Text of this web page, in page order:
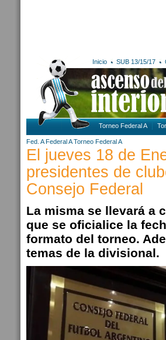
Inicio SUB 13/15/17
Torneo Federal A
Fed. A Federal A Torneo Federal A
El jueves 18 de
presidentes de
Consejo Federal
La misma se llevará a
que se oficialice la
formato del torneo.
temas de la divisional.